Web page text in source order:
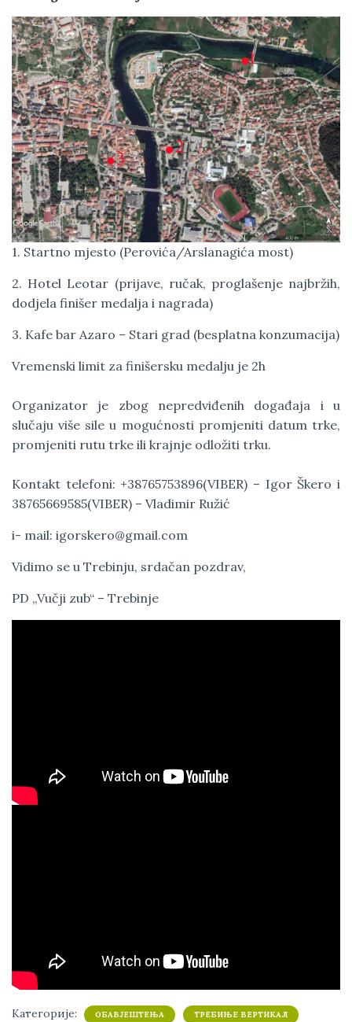
1. Startno mjesto (Perovića/Arslanagića most)
2. Hotel Leotar (prijave, ručak, proglašenje najbržih,
dodjela finišer medalja i nagrada)
3. Kafe bar Azaro – Stari grad (besplatna konzumacija)
Vremenski limit za finišersku medalju je 2h
Organizator je zbog nepredviđenih događaja i u
slučaju više sile u mogućnosti promjeniti datum trke,
promjeniti rutu trke ili krajnje odložiti trku.
Kontakt telefoni: +38765753896(VIBER) – Igor Škero i
38765669585(VIBER) – Vladimir Ružić
i- mail: igorskero@gmail.com
Vidimo se u Trebinju, srdačan pozdrav,
PD „Vučji zub“ – Trebinje
Категорије: ОБАВЈЕШТЕЊА ТРЕБИЊЕ ВЕРТИКАЛ